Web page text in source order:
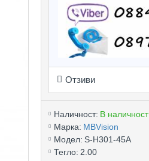
Отзиви
Наличност: В наличност
Марка: MBVision
Модел: S-H301-45A
Тегло: 2.00